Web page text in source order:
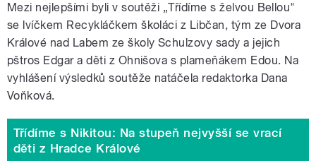
Mezi nejlepšími byli v soutěži „Třídíme s želvou Bellou"
se lvíčkem Recykláčkem školáci z Libčan, tým ze Dvora
Králové nad Labem ze školy Schulzovy sady a jejich
pštros Edgar a děti z Ohnišova s plameňákem Edou. Na
vyhlášení výsledků soutěže natáčela redaktorka Dana
Voňková.
Třídíme s Nikitou: Na stupeň nejvyšší se vrací
děti z Hradce Králové